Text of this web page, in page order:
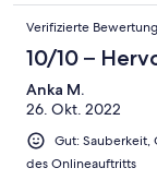
dekoriert. Einziges
hellhörig ist und es
Stock gibt –
man hört eben
oben in den
Verifizierte Bewertung
10/10 –
Anka M.
26. Okt. 2022
Gut: Sauberkeit,
des Onlineauftritts